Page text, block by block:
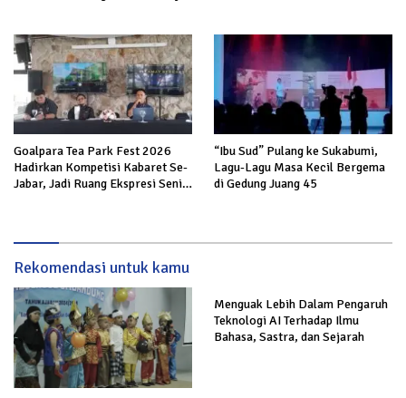
Goalpara Tea Park Fest 2026
Hadirkan Kompetisi Kabaret Se-
Jabar, Jadi Ruang Ekspresi Seni
“Ibu Sud” Pulang ke Sukabumi,
Lagu-Lagu Masa Kecil Bergema
di Gedung Juang 45
Rekomendasi untuk kamu
Menguak Lebih Dalam Pengaruh
Teknologi AI Terhadap Ilmu
Bahasa, Sastra, dan Sejarah